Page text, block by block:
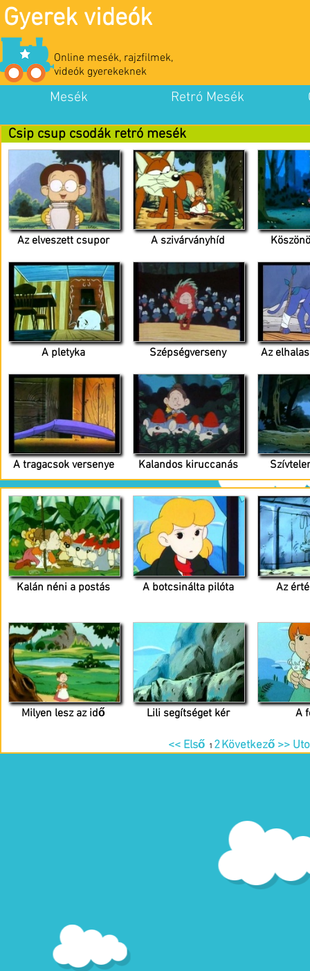
Gyerek videók
Online mesék, rajzfilmek,
videók gyerekeknek
Mesék Retró Mesék
Csip csup csodák retró mesék
Az elveszett csupor A szivárványhíd
A pletyka Szépségverseny Az
A tragacsok versenye Kalandos kiruccanás
Kalán néni a postás A botcsinálta pilóta Az
Milyen lesz az idő Lili segítséget kér A
<< Első 1 2Következő >>